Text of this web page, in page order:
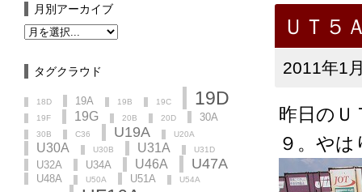
ＵＴ５
2011年1
昨日のＵ
９。や
月別アーカイブ
タグクラウド
18D 19A 19B 19C 19D
19F 19G 20B 20D 30A
30B C36 U19A U20A
U30A U30B U31A U31D
U32A U34A U46A U47A
U48A U50A U51A U54A